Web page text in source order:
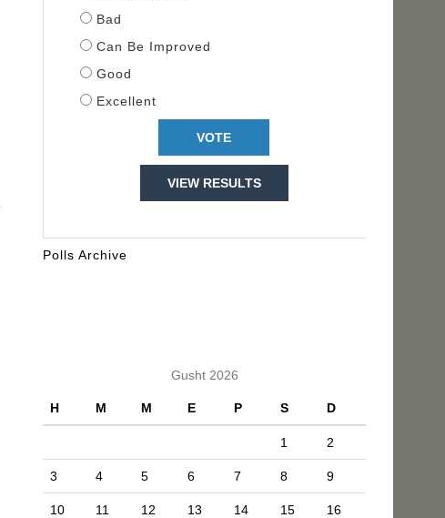
Bad
Can Be Improved
Good
Excellent
VIEW RESULTS
Polls Archive
Gusht 2026
H M M E P S D
1 2
3 4 5 6 7 8 9
10 11 12 13 14 15 16